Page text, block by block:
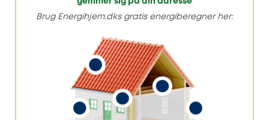
Brug Energihjem.dks gratis energiberegner her: